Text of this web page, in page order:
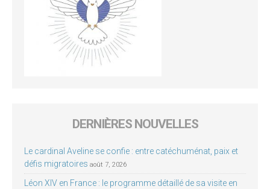
DERNIÈRES NOUVELLES
Le cardinal Aveline se confie : entre catéchuménat, paix et
défis migratoires août 7, 2026
Léon XIV en France : le programme détaillé de sa visite en